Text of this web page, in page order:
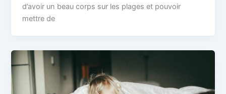
d’avoir un beau corps sur les plages et pouvoir
mettre de